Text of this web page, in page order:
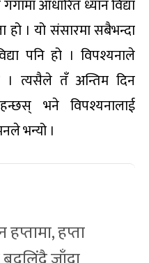
आधारित ध्यान विद्या
हो । यो संसारमा सबैभन्दा
पनि हो । विपश्यनाले
त्यसैले तँ अन्तिम दिन
भने विपश्यनालाई
भन्यो ।
हप्ता